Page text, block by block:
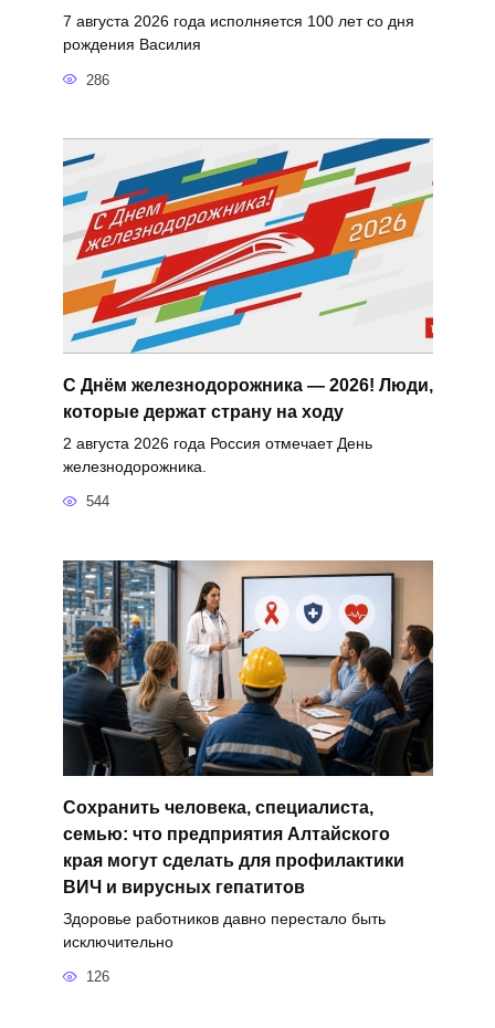
7 августа 2026 года исполняется 100 лет со дня
рождения Василия
286
С Днём железнодорожника — 2026! Люди,
которые держат страну на ходу
2 августа 2026 года Россия отмечает День
железнодорожника.
544
Сохранить человека, специалиста,
семью: что предприятия Алтайского
края могут сделать для профилактики
ВИЧ и вирусных гепатитов
Здоровье работников давно перестало быть
исключительно
126